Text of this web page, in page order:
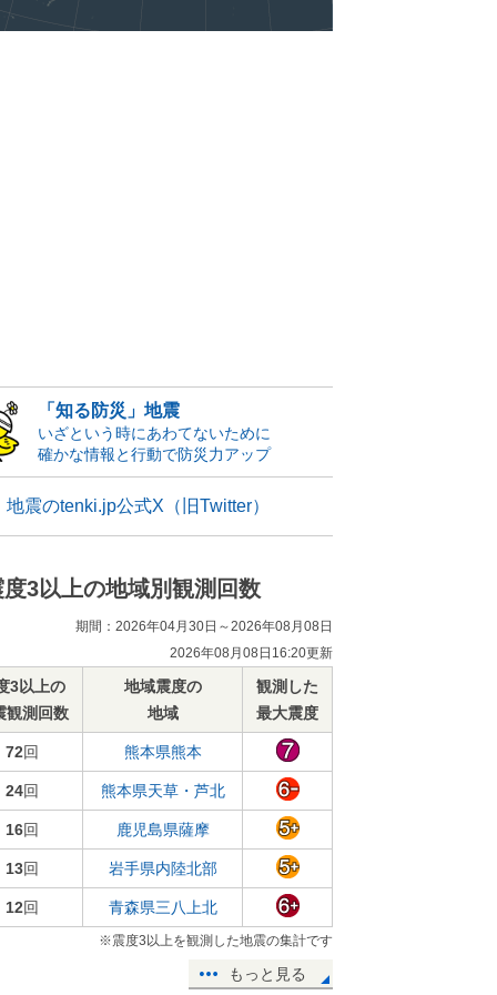
「知る防災」地震
いざという時にあわてないために
確かな情報と行動で防災力アップ
地震のtenki.jp公式X（旧Twitter）
度3以上の地域別観測回数
期間：2026年04月30日～2026年08月08日
2026年08月08日16:20更新
3以上の
観測回数
地域震度の
地域
観測した
最大震度
72回 熊本県熊本
24回 熊本県天草・芦北
16回 鹿児島県薩摩
13回 岩手県内陸北部
12回 青森県三八上北
※震度3以上を観測した地震の集計です
もっと見る